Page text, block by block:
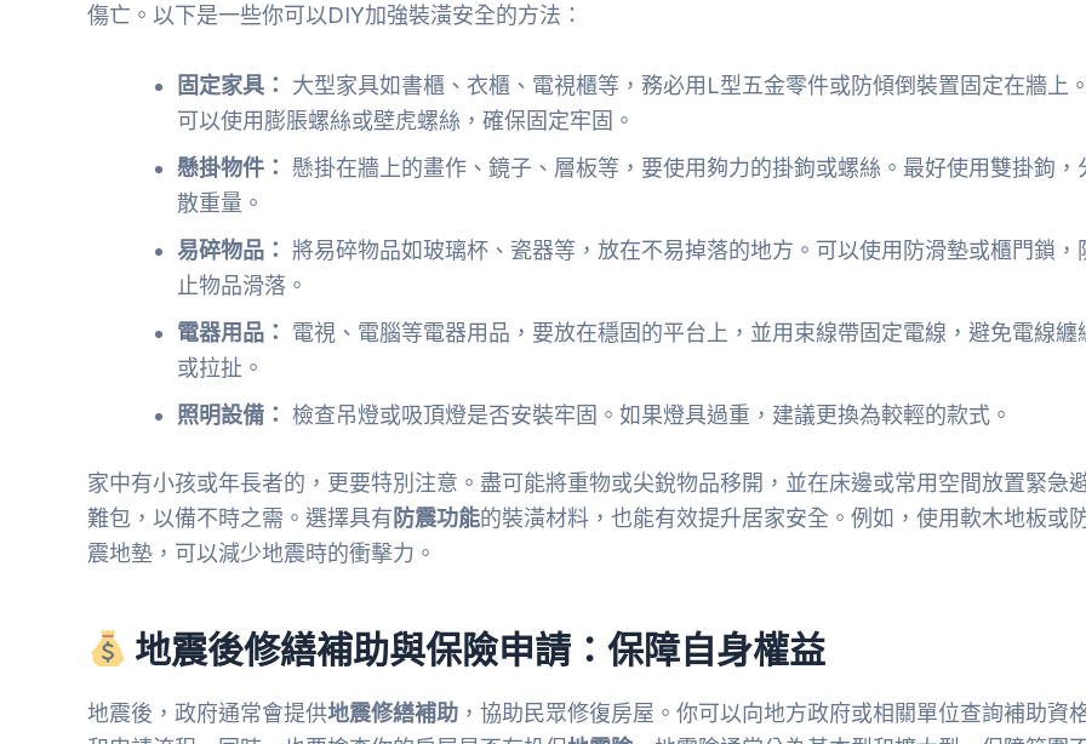
傷亡。以下是一些你可以DIY加強裝潢安全的方法：
固定家具：
大型家具如書櫃、衣櫃、電視櫃等，務必用L型五金零件或防傾倒裝置固定在牆上。
可以使用膨脹螺絲或壁虎螺絲，確保固定牢固。
懸掛物件： 懸掛在牆上的畫作、鏡子、層板等，要使用夠力的掛鉤或螺絲。最好使用雙掛鉤，
散重量。
易碎物品： 將易碎物品如玻璃杯、瓷器等，放在不易掉落的地方。可以使用防滑墊或櫃門鎖，
止物品滑落。
電器用品：
電視、電腦等電器用品，要放在穩固的平台上，並用束線帶固定電線，避免電線纏
或拉扯。
照明設備： 檢查吊燈或吸頂燈是否安裝牢固。如果燈具過重，建議更換為較輕的款式。
家中有小孩或年長者的，更要特別注意。盡可能將重物或尖銳物品移開，並在床邊或常用空間放置緊急
難包，以備不時之需。選擇具有防震功能的裝潢材料，也能有效提升居家安全。例如，使用軟木地板或
震地墊，可以減少地震時的衝擊力。
地震後修繕補助與保險申請：保障自身權益
地震後，政府通常會提供地震修繕補助 ，協助民眾修復房屋。你可以向地方政府或相關單位查詢補助資